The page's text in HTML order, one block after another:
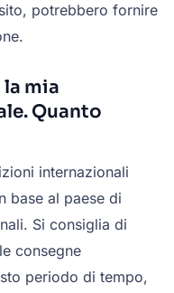
potrebbero fornire
mia
Quanto
internazionali
base al paese di
Si consiglia di
consegne
periodo di tempo,